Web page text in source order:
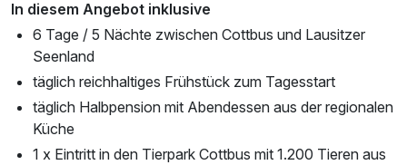
In diesem Angebot inklusive
6 Tage / 5 Nächte zwischen Cottbus und Lausitzer
Seenland
täglich reichhaltiges Frühstück zum Tagesstart
täglich Halbpension mit Abendessen aus der regionalen
Küche
1 x Eintritt in den Tierpark Cottbus mit 1.200 Tieren aus